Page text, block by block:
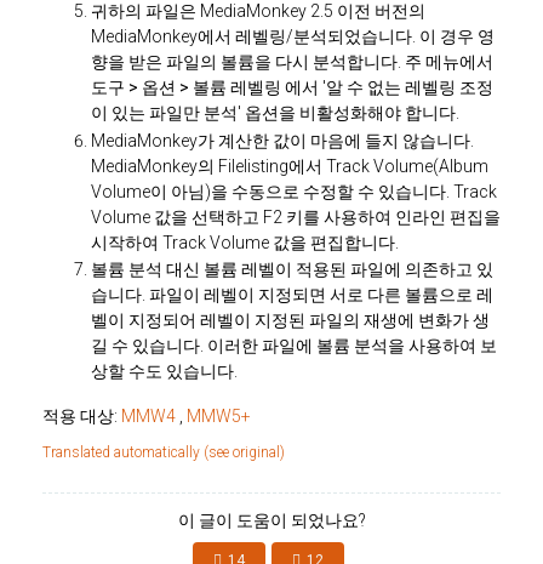
귀하의 파일은 MediaMonkey 2.5 이전 버전의
MediaMonkey에서 레벨링/분석되었습니다. 이 경우 영
향을 받은 파일의 볼륨을 다시 분석합니다. 주 메뉴에서
도구 > 옵션 > 볼륨 레벨링 에서 '알 수 없는 레벨링 조정
이 있는 파일만 분석' 옵션을 비활성화해야 합니다.
MediaMonkey가 계산한 값이 마음에 들지 않습니다.
MediaMonkey의 Filelisting에서 Track Volume(Album
Volume이 아님)을 수동으로 수정할 수 있습니다. Track
Volume 값을 선택하고 F2 키를 사용하여 인라인 편집을
시작하여 Track Volume 값을 편집합니다.
볼륨 분석 대신 볼륨 레벨이 적용된 파일에 의존하고 있
습니다. 파일이 레벨이 지정되면 서로 다른 볼륨으로 레
벨이 지정되어 레벨이 지정된 파일의 재생에 변화가 생
길 수 있습니다. 이러한 파일에 볼륨 분석을 사용하여 보
상할 수도 있습니다.
적용 대상: MMW4 MMW5+
Translated automatically (see original)
이 글이 도움이 되었나요?
14 12